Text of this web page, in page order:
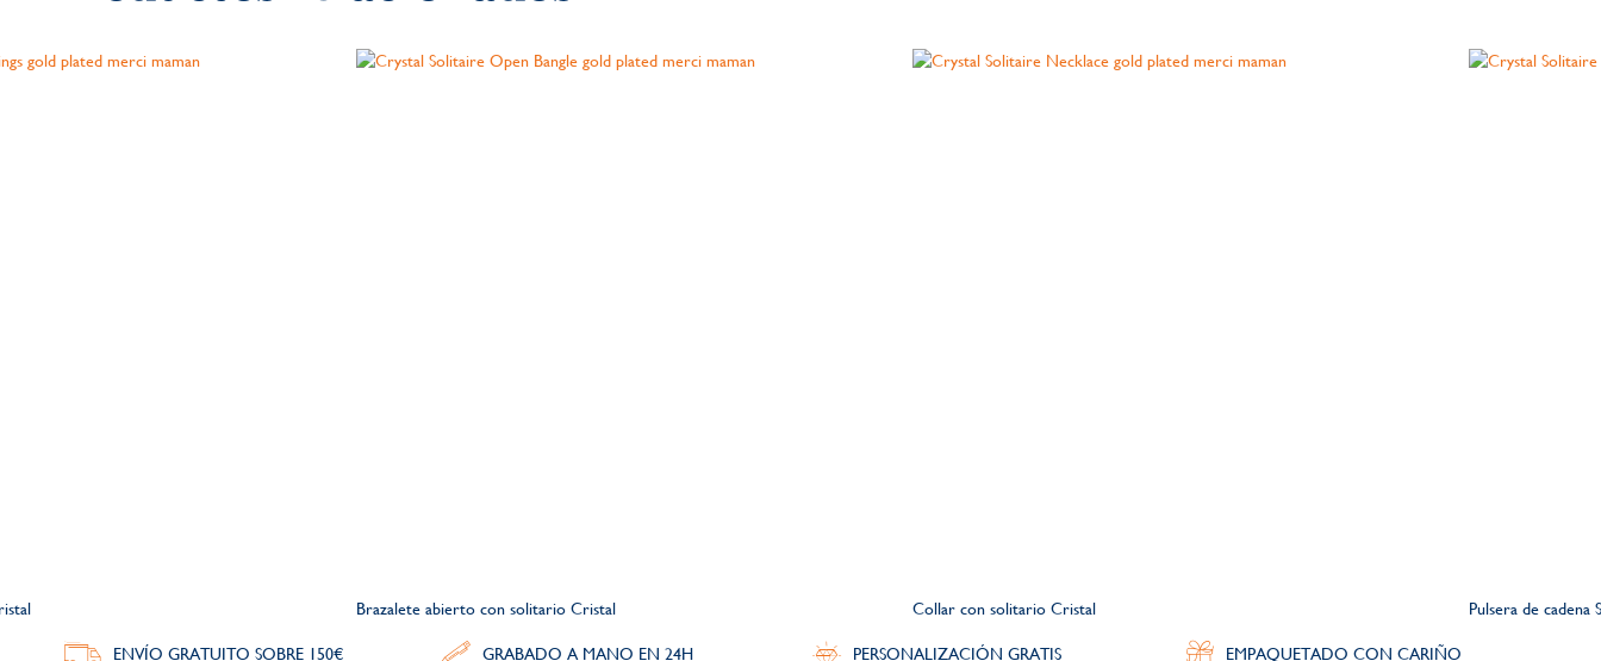
Brazalete abierto con solitario Cristal Collar con solitario Cristal Pulsera de
ENVÍO GRATUITO SOBRE 150€ GRABADO A MANO EN 24H PERSONALIZACIÓN GRATIS EMPAQUETADO CON CARIÑO